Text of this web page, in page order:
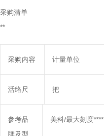
采购清单
**
采购内容 计量单位
活络尺 把
参考品
牌及型
美科/最大刻度****